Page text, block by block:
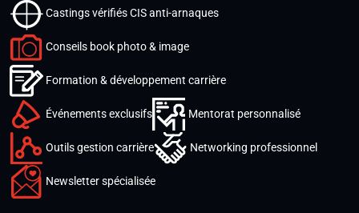
Castings vérifiés CIS anti-arnaques
Conseils book photo & image
Formation & développement carrière
Événements exclusifs Mentorat personnalisé
Outils gestion carrière Networking professionnel
Newsletter spécialisée